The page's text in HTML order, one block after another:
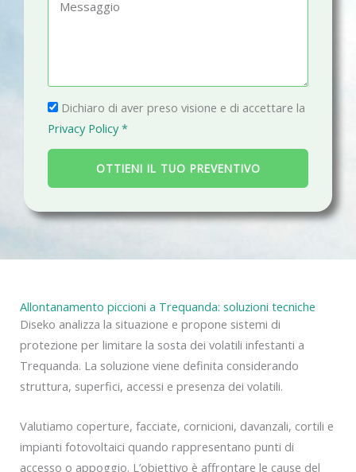
a
g
g
i
P
r
i
a
c
Dichiaro di aver preso visione e di accettare la
Privacy Policy *
OTTIENI IL TUO PREVENTIVO
Allontanamento piccioni a Trequanda: soluzioni tecniche
Diseko analizza la situazione e propone sistemi di
protezione per limitare la sosta dei volatili infestanti a
Trequanda. La soluzione viene definita considerando
struttura, superfici, accessi e presenza dei volatili.
Valutiamo coperture, facciate, cornicioni, davanzali, cortili e
impianti fotovoltaici quando rappresentano punti di
accesso o appoggio. L’obiettivo è affrontare le cause del